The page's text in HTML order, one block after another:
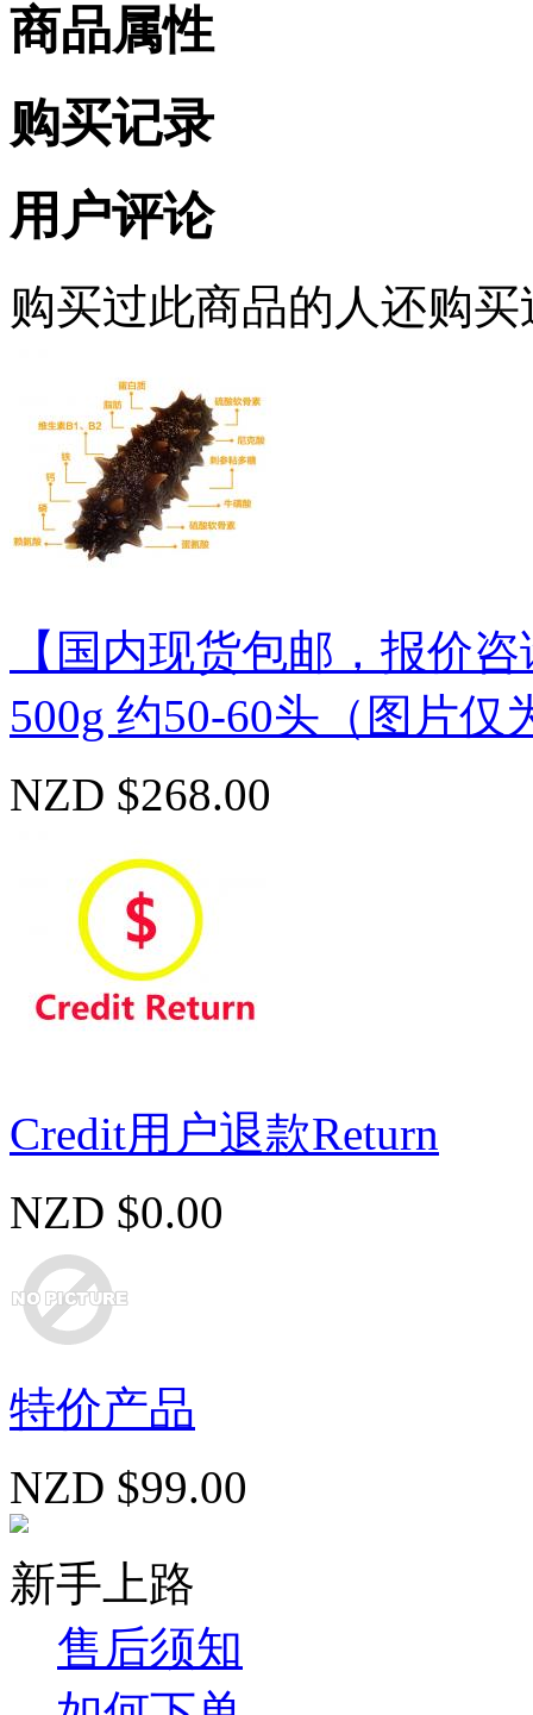
商品属性
购买记录
用户评论
购买过此商品的人还购买
【国内现货包邮，报价
500g 约50-60头（图片
NZD $268.00
Credit用户退款Return
NZD $0.00
特价产品
NZD $99.00
新手上路
售后须知